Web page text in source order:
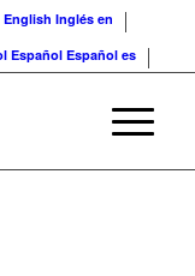
English Inglés en
Español Español es